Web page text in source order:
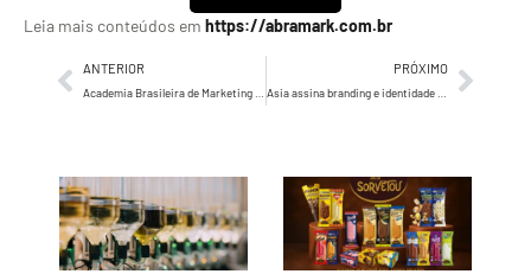
Leia mais conteúdos em https://abramark.com.br
ANTERIOR PRÓXIMO